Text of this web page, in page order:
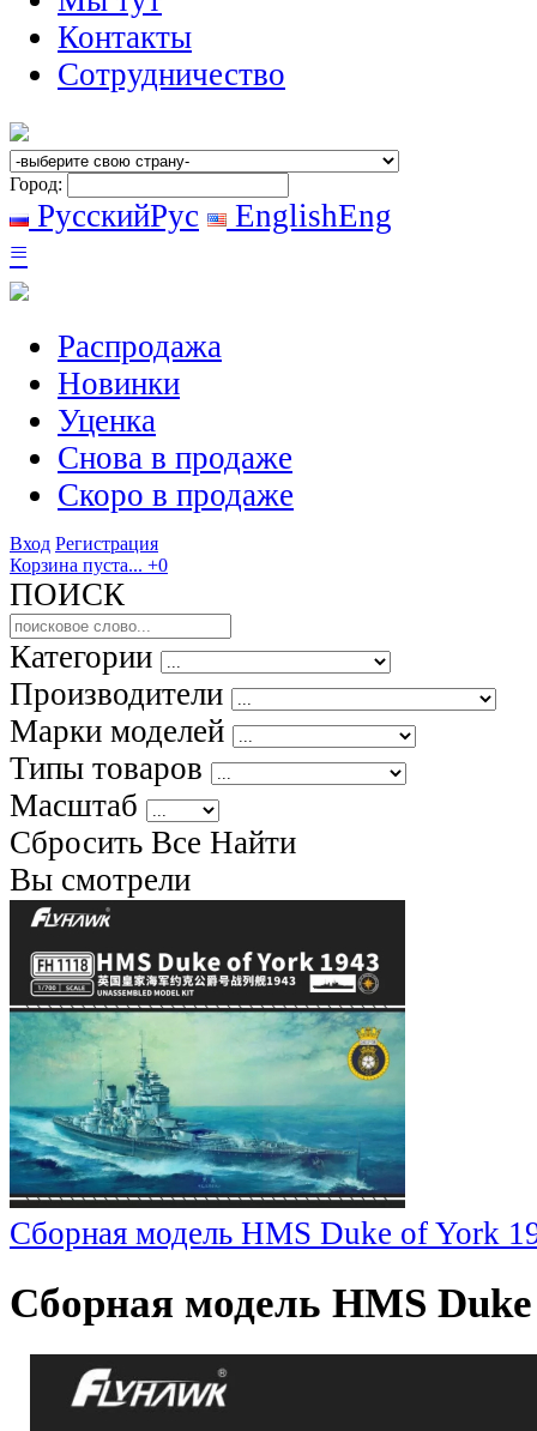
Контакты
Сотрудничество
Город:
РусскийРус EnglishEng
≡
Распродажа
Новинки
Уценка
Снова в продаже
Скоро в продаже
Вход Регистрация
Корзина пуста... +0
ПОИСК
Категории
Производители
Марки моделей
Типы товаров
Масштаб
Сбросить Все Найти
Вы смотрели
Сборная модель HMS Duke of York
Сборная модель HMS